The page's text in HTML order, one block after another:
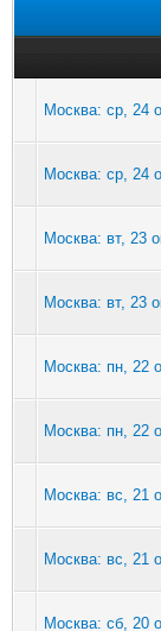
Москва: ср, 24
Москва: ср, 24
Москва: вт, 23
Москва: вт, 23
Москва: пн, 22
Москва: пн, 22
Москва: вс, 21
Москва: вс, 21
Москва: сб, 20